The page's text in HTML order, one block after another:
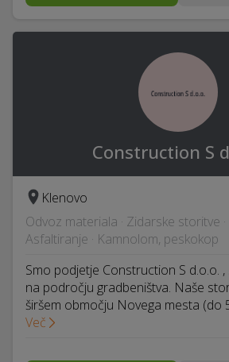
Construction S
Klenovo
Odvoz materiala · Zidarske storitve
Asfaltiranje · Kamnolom, peskokop
Smo podjetje Construction S d.o.o.
na področju gradbeništva. Naše
širšem območju Novega mesta (do
Več